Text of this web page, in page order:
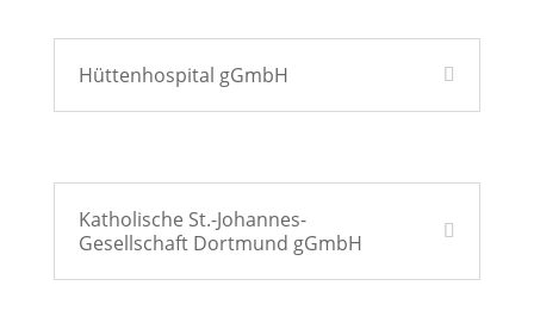
Hüttenhospital gGmbH
Katholische St.-Johannes-
Gesellschaft Dortmund gGmbH